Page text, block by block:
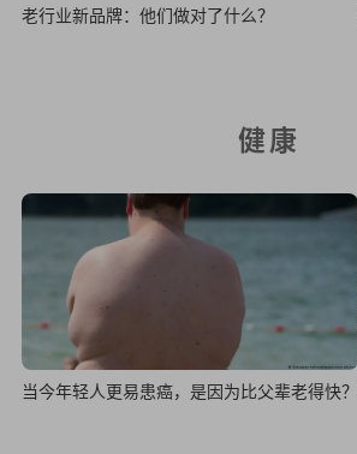
老行业新品牌：他们做对了什么？
健康
当今年轻人更易患癌，是因为比父辈老得快？